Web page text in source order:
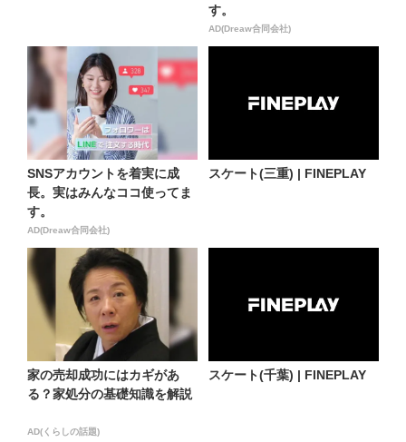
す。
AD(Dreaw合同会社)
SNSアカウントを着実に成
長。実はみんなココ使ってま
す。
AD(Dreaw合同会社)
スケート(三重) | FINEPLAY
家の売却成功にはカギがあ
る？家処分の基礎知識を解説
AD(くらしの話題)
スケート(千葉) | FINEPLAY